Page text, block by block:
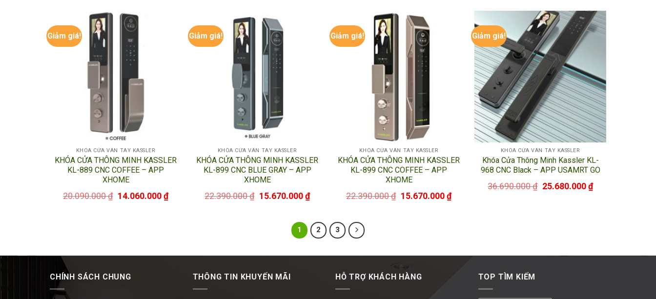
5. Cách mở khóa
Nhiều người nghĩ khóa cửa vân tay rất khó sử dụng nhưng thực tế sử dụng nó rất đơn giản.
Bạn chỉ cần đặt lên đầu đọc sau khi hệ thống hệ thống xác nhận dấu vân tay hợp lệ và báo hiệu bằng tiếng bíp thì cửa sẽ tự động mở sau 3 – 5s sau đó và
tự động đóng lại ngay sau đó.
Giảm giá!
KHÓA CỬA VÂN TAY KASSLER
KHÓA CỬA THÔNG MINH KASSLER
KL-889 CNC COFFEE – APP
XHOME
20.090.000₫ 14.060.000₫
Giảm giá!
KHÓA CỬA VÂN TAY KASSLER
KHÓA CỬA THÔNG MINH KASSLER
KL-899 CNC BLUE GRAY – APP
XHOME
22.390.000₫ 15.670.000₫
Giảm giá!
KHÓA CỬA VÂN TAY KASSLER
KHÓA CỬA THÔNG MINH KASSLER
KL-899 CNC COFFEE – APP
XHOME
22.390.000₫ 15.670.000₫
Giảm giá!
KHÓA CỬA VÂN TAY KASSLER
Khóa Cửa Thông Minh Kassler KL-
968 CNC Black – APP USAMRT GO
36.690.000₫ 25.680.000₫
1 2 3
CHÍNH SÁCH CHUNG THÔNG TIN KHUYẾN MÃI HỖ TRỢ KHÁCH HÀNG TOP TÌM KIẾM